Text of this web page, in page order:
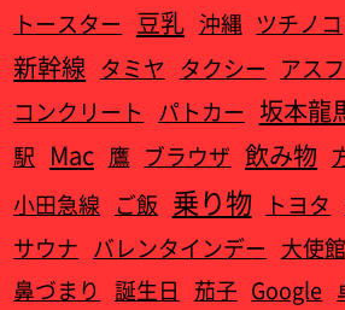
トースター 豆乳 沖縄 ツチノコ
新幹線 タミヤ タクシー アス
コンクリート
パトカー 坂本龍
駅 Mac 鷹 ブラウザ 飲み物
小田急線 ご飯 乗り物 トヨタ
サウナ バレンタインデー 大使館
鼻づまり 誕生日 茄子 Google